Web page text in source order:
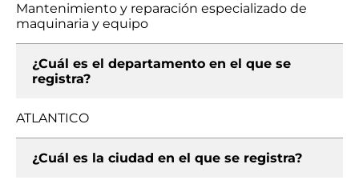
Mantenimiento y reparación especializado de
maquinaria y equipo
¿Cuál es el departamento en el que se
registra?
ATLANTICO
¿Cuál es la ciudad en el que se registra?